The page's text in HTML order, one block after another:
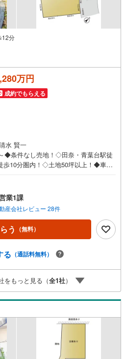
12分
万円
成約でもらえる
水 賢一
◆条件なし売地！◇田奈・青葉台駅徒
歩10分圏内！◇土地50坪以上！◆車庫
とができました♪ご成約件数7万件達
対応可能です！☆JR横浜線「中山」
は『朝日土地建物中山店』まで！朝日
域密着を合言葉に全13店舗でその地
ります。広告掲載していない物件も多
廻ったけど良い物件が無いなぁ・・頭
軽にご相談ください！有資格者が丁寧
業1課
産会社レビュー 28件
う （無料）
る （通話料無料）
をもっと見る（全1社）